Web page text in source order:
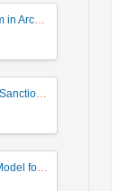
Genetic Evolutionary Algorithm in Architecture: Analyzing the Methods of Genetic Evolutionary Algorithms in the Process of Reproducing the Aesthetic Values of Architectural Design
Modeling the Impact of Trade Sanctions on Monetary Variables in Iran's Economy
Presenting a Multi-Objective Model for the Allocation and Capacity Building of Industrial Wastewater Recycling Centers with the Aim of Minimizing Transportation Costs and Maximizing Recycled Water Production